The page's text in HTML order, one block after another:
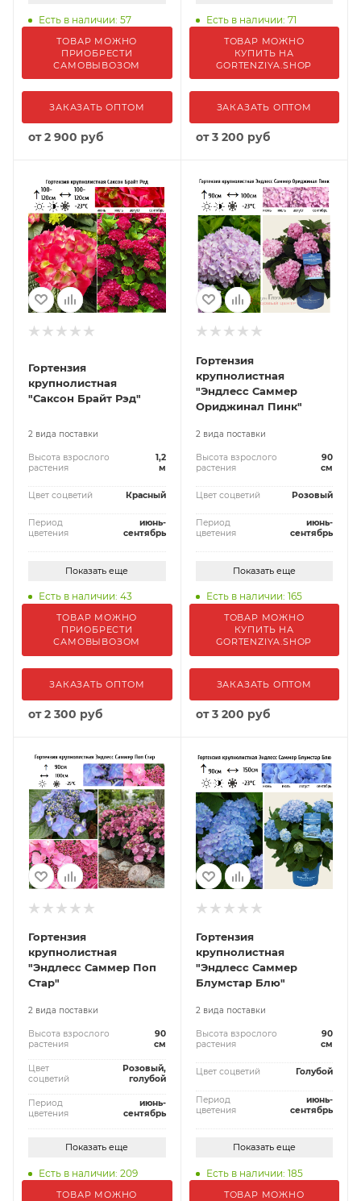
Есть в наличии: 57
ТОВАР МОЖНО
ПРИОБРЕСТИ
САМОВЫВОЗОМ
ЗАКАЗАТЬ ОПТОМ
от2 900 руб
Есть в наличии: 71
ТОВАР МОЖНО
КУПИТЬ НА
GORTENZIYA.SHOP
ЗАКАЗАТЬ ОПТОМ
от3 200 руб
Гортензия
крупнолистная
"Саксон Брайт Рэд"
2 вида поставки
Высота взрослого
растения
1,2
м
Цвет соцветий Красный
Период
цветения
июнь-
сентябрь
Показать еще
Есть в наличии: 43
ТОВАР МОЖНО
ПРИОБРЕСТИ
САМОВЫВОЗОМ
ЗАКАЗАТЬ ОПТОМ
от2 300 руб
Гортензия
крупнолистная
"Эндлесс Саммер
Ориджинал Пинк"
2 вида поставки
Высота взрослого
растения
90
см
Цвет соцветий Розовый
Период
цветения
июнь-
сентябрь
Показать еще
Есть в наличии: 165
ТОВАР МОЖНО
КУПИТЬ НА
GORTENZIYA.SHOP
ЗАКАЗАТЬ ОПТОМ
от3 200 руб
Гортензия
крупнолистная
"Эндлесс Саммер Поп
Стар"
2 вида поставки
Высота взрослого
растения
90
см
Цвет
соцветий
Розовый,
голубой
Период
цветения
июнь-
сентябрь
Показать еще
Есть в наличии: 209
ТОВАР МОЖНО
Гортензия
крупнолистная
"Эндлесс Саммер
Блумстар Блю"
2 вида поставки
Высота взрослого
растения
90
см
Цвет соцветий Голубой
Период
цветения
июнь-
сентябрь
Показать еще
Есть в наличии: 185
ТОВАР МОЖНО